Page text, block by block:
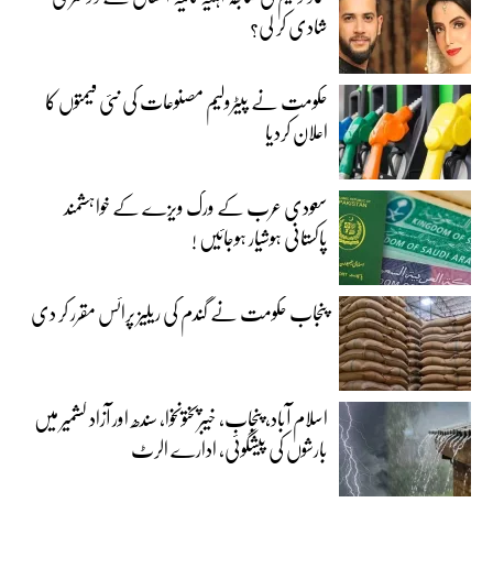
شادی کر لی؟
حکومت نے پیٹرولیم مصنوعات کی نئی قیمتوں کا
اعلان کردیا
سعودی عرب کے ورک ویزے کے خواہشمند
پاکستانی ہوشیار ہوجائیں !
پنجاب حکومت نے گندم کی ریلیز پرائس مقرر کر دی‎
اسلام آباد، پنجاب، خیبرپختونخوا، سندھ اور آزاد کشمیر میں
بارشوں کی پیشگوئی، ادارے الرٹ